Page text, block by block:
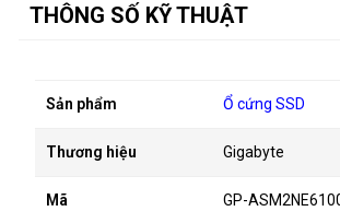
THÔNG SỐ KỸ THUẬT
Sản phẩm Ổ cứng SSD
Thương hiệu Gigabyte
Mã GP-